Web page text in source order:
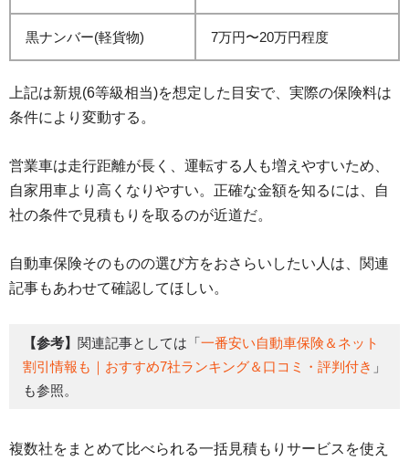
黒ナンバー(軽貨物) 7万円〜20万円程度
上記は新規(6等級相当)を想定した目安で、実際の保険料は
条件により変動する。
営業車は走行距離が長く、運転する人も増えやすいため、
自家用車より高くなりやすい。正確な金額を知るには、自
社の条件で見積もりを取るのが近道だ。
自動車保険そのものの選び方をおさらいしたい人は、関連
記事もあわせて確認してほしい。
【参考】 関連記事としては「一番安い自動車保険＆ネット
割引情報も｜おすすめ7社ランキング＆口コミ・評判付き 」
も参照。
複数社をまとめて比べられる一括見積もりサービスを使え